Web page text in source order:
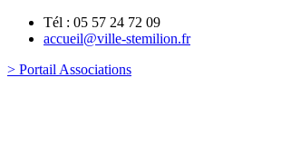
Tél : 05 57 24 72 09
accueil@ville-stemilion.fr
> Portail Associations